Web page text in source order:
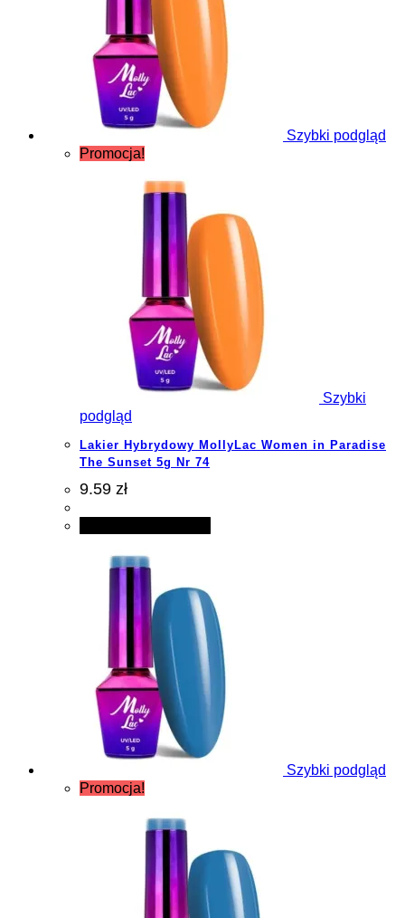
Szybki podgląd
Promocja!
Szybki
podgląd
Lakier Hybrydowy MollyLac Women in Paradise
The Sunset 5g Nr 74
9.59 zł
Szybki podgląd
Promocja!